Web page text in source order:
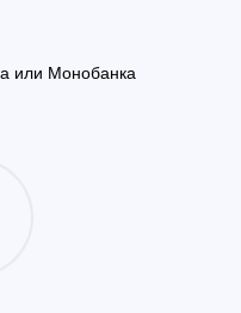
или Монобанка